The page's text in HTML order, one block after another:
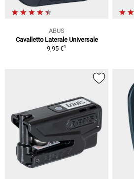
ABUS
Cavalletto Laterale Universale
9,95 €1